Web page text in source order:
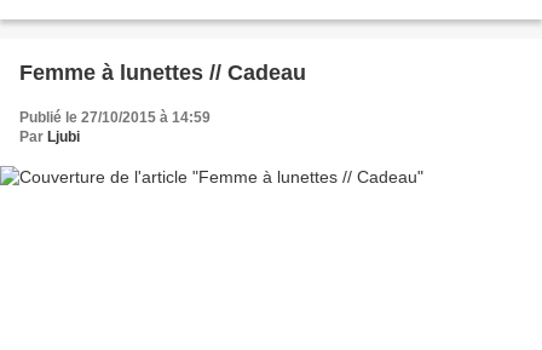
Femme à lunettes // Cadeau
Publié le 27/10/2015 à 14:59
Par Ljubi